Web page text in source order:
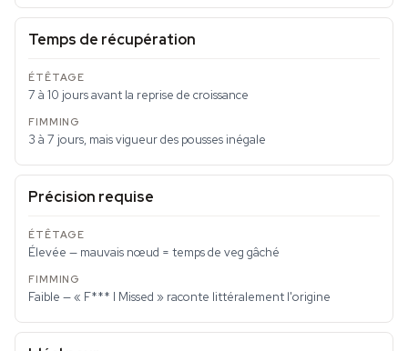
Temps de récupération
7 à 10 jours avant la reprise de croissance
3 à 7 jours, mais vigueur des pousses inégale
Précision requise
Élevée — mauvais nœud = temps de veg gâché
Faible — « F*** I Missed » raconte littéralement l'origine